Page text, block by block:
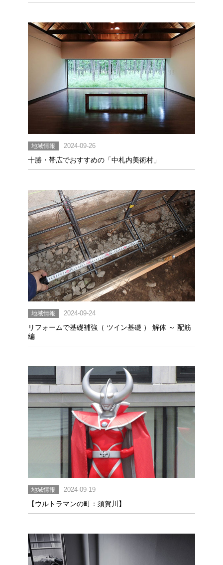
地域情報 2024-09-26
十勝・帯広でおすすめの「中札内美術村」
地域情報 2024-09-24
リフォームで基礎補強（ ツイン基礎 ） 解体 ～ 配筋
編
地域情報 2024-09-19
【ウルトラマンの町：須賀川】